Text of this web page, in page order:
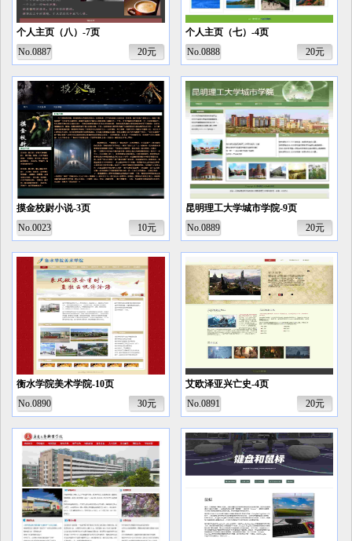
个人主页（八）-7页
No.0887
20元
个人主页（七）-4页
No.0888
20元
摸金校尉小说-3页
No.0023
10元
昆明理工大学城市学院-9页
No.0889
20元
衡水学院美术学院-10页
No.0890
30元
艾欧泽亚兴亡史-4页
No.0891
20元